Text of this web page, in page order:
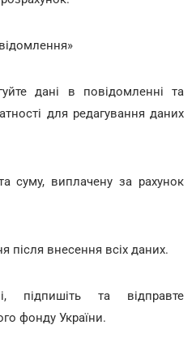
дані в повідомленні та
для редагування даних
суму, виплачену за рахунок
після внесення всіх даних.
підпишіть та відправте
фонду України.